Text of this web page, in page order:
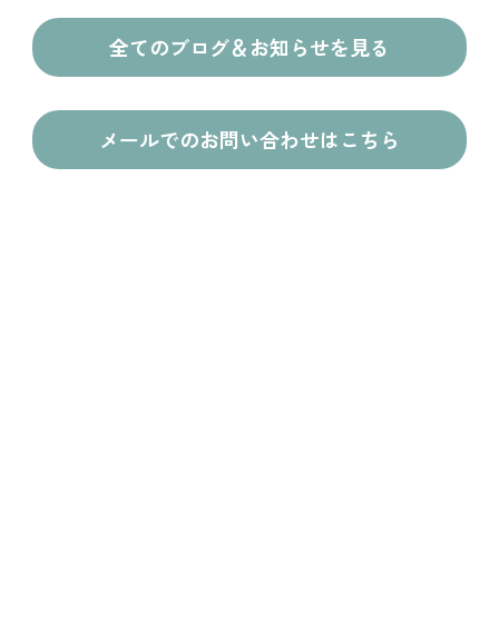
全てのブログ＆お知らせを見る
メールでのお問い合わせはこちら